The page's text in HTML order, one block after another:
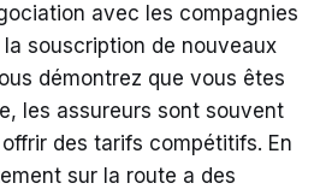
avec les compagnies
la souscription de nouveaux
démontrez que vous êtes
les assureurs sont souvent
des tarifs compétitifs. En
sur la route a des